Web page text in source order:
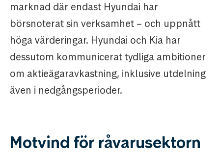
marknad där endast Hyundai har
börsnoterat sin verksamhet – och uppnått
höga värderingar. Hyundai och Kia har
dessutom kommunicerat tydliga ambitioner
om aktieägaravkastning, inklusive utdelning
även i nedgångsperioder.
Motvind för råvarusektorn